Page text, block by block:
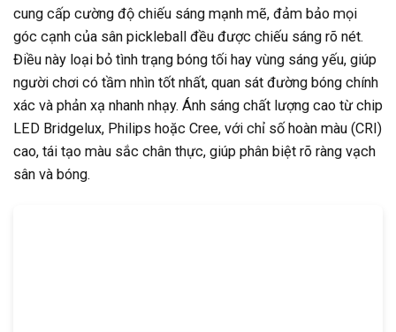
cung cấp cường độ chiếu sáng mạnh mẽ, đảm bảo mọi
góc cạnh của sân pickleball đều được chiếu sáng rõ nét.
Điều này loại bỏ tình trạng bóng tối hay vùng sáng yếu, giúp
người chơi có tầm nhìn tốt nhất, quan sát đường bóng chính
xác và phản xạ nhanh nhạy. Ánh sáng chất lượng cao từ chip
LED Bridgelux, Philips hoặc Cree, với chỉ số hoàn màu (CRI)
cao, tái tạo màu sắc chân thực, giúp phân biệt rõ ràng vạch
sân và bóng.